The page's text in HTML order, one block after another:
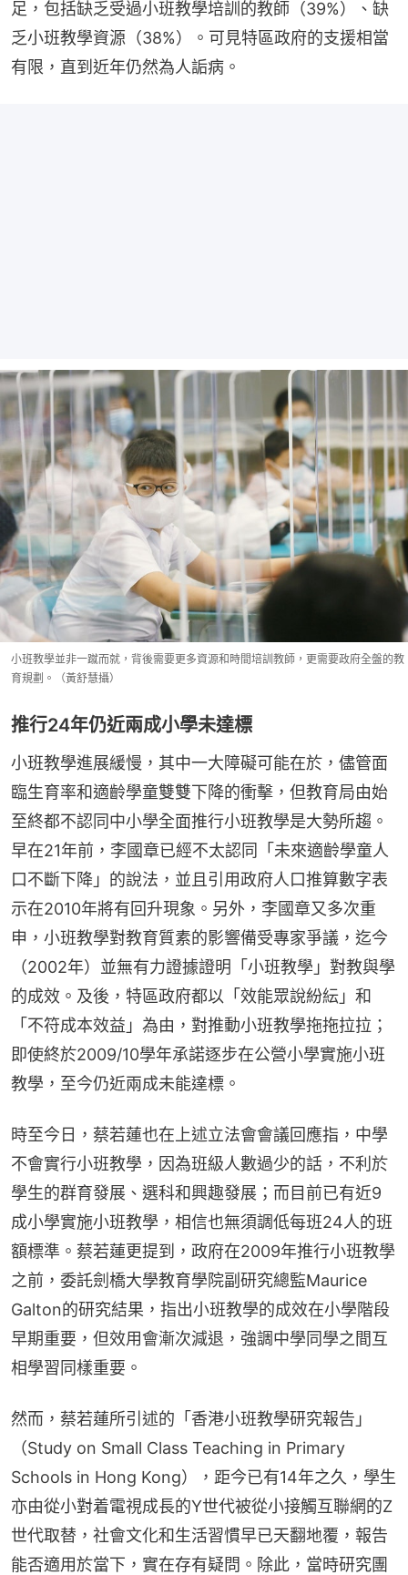
足，包括缺乏受過小班教學培訓的教師（39%）、缺
乏小班教學資源（38%）。可見特區政府的支援相當
有限，直到近年仍然為人詬病。
小班教學並非一蹴而就，背後需要更多資源和時間培訓教師，更需要政府全盤的教
育規劃。（黃舒慧攝）
推行24年仍近兩成小學未達標
小班教學進展緩慢，其中一大障礙可能在於，儘管面
臨生育率和適齡學童雙雙下降的衝擊，但教育局由始
至終都不認同中小學全面推行小班教學是大勢所趨。
早在21年前，李國章已經不太認同「未來適齡學童人
口不斷下降」的說法，並且引用政府人口推算數字表
示在2010年將有回升現象。另外，李國章又多次重
申，小班教學對教育質素的影響備受專家爭議，迄今
（2002年）並無有力證據證明「小班教學」對教與學
的成效。及後，特區政府都以「效能眾說紛紜」和
「不符成本效益」為由，對推動小班教學拖拖拉拉；
即使終於2009/10學年承諾逐步在公營小學實施小班
教學，至今仍近兩成未能達標。
時至今日，蔡若蓮也在上述立法會會議回應指，中學
不會實行小班教學，因為班級人數過少的話，不利於
學生的群育發展、選科和興趣發展；而目前已有近9
成小學實施小班教學，相信也無須調低每班24人的班
額標準。蔡若蓮更提到，政府在2009年推行小班教學
之前，委託劍橋大學教育學院副研究總監Maurice
Galton的研究結果，指出小班教學的成效在小學階段
早期重要，但效用會漸次減退，強調中學同學之間互
相學習同樣重要。
然而，蔡若蓮所引述的「香港小班教學研究報告」
（Study on Small Class Teaching in Primary
Schools in Hong Kong），距今已有14年之久，學生
亦由從小對着電視成長的Y世代被從小接觸互聯網的Z
世代取替，社會文化和生活習慣早已天翻地覆，報告
能否適用於當下，實在存有疑問。除此，當時研究團